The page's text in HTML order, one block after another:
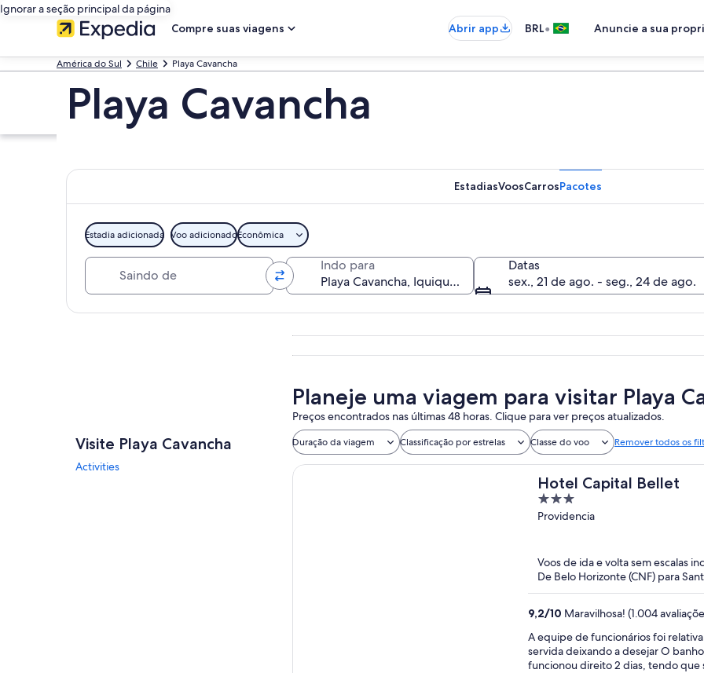
Ignorar a seção principal da página
Compre suas viagens
Abrir app BRL• Anuncie a sua
América do Sul Chile Playa Cavancha
Playa Cavancha
EstadiasVoosCarrosPacotes
Estadia adicionada Voo adicionadoEconômica
Indo para
Datas
sex., 21 de ago. - seg., 24 de ago.
Visite Playa Cavancha
Activities
Planeje uma viagem para visitar Playa
Preços encontrados nas últimas 48 horas. Clique para ver preços atualizados.
Duração da viagem Classificação por estrelas Classe do voo Remover todos os
Hotel Capital Bellet
3
out
Providencia
Voos de ida e volta sem escalas
De Belo Horizonte (CNF) para
9,2/10 Maravilhosa! (1.004
A equipe de funcionários foi relativamente amável. Café da
servida deixando a desejar O banho não foi muito bom, chuveiro muito ruim e aquecedor não
funcionou direito 2 dias, tendo que